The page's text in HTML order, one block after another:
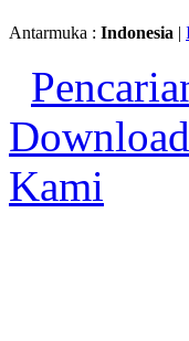
Antarmuka : Indonesia |
Download
Kami